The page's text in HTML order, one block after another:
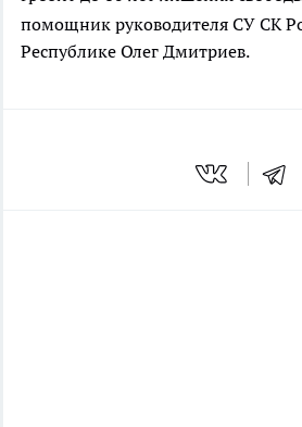
помощник руководителя СУ СК
Республике Олег Дмитриев.